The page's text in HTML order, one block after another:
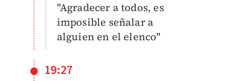
"Agradecer a todos, es
imposible señalar a
alguien en el elenco"
19:27